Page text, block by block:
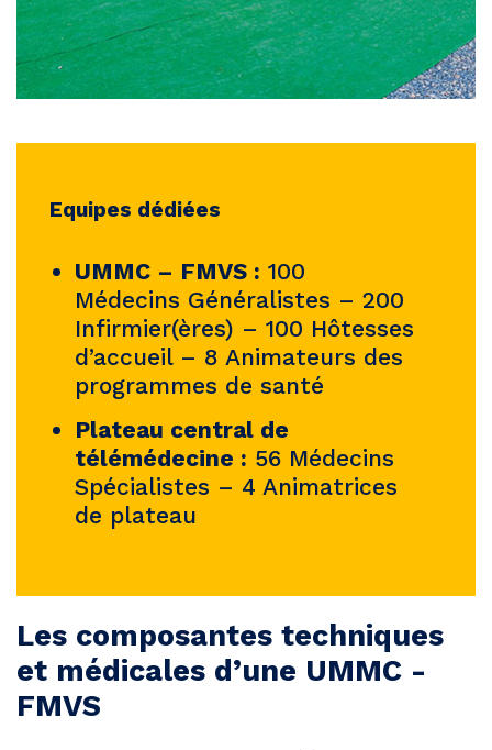
Equipes dédiées
UMMC – FMVS : 100
Médecins Généralistes – 200
Infirmier(ères) – 100 Hôtesses
d’accueil – 8 Animateurs des
programmes de santé
Plateau central de
télémédecine : 56 Médecins
Spécialistes – 4 Animatrices
de plateau
Les composantes techniques
et médicales d’une UMMC -
FMVS